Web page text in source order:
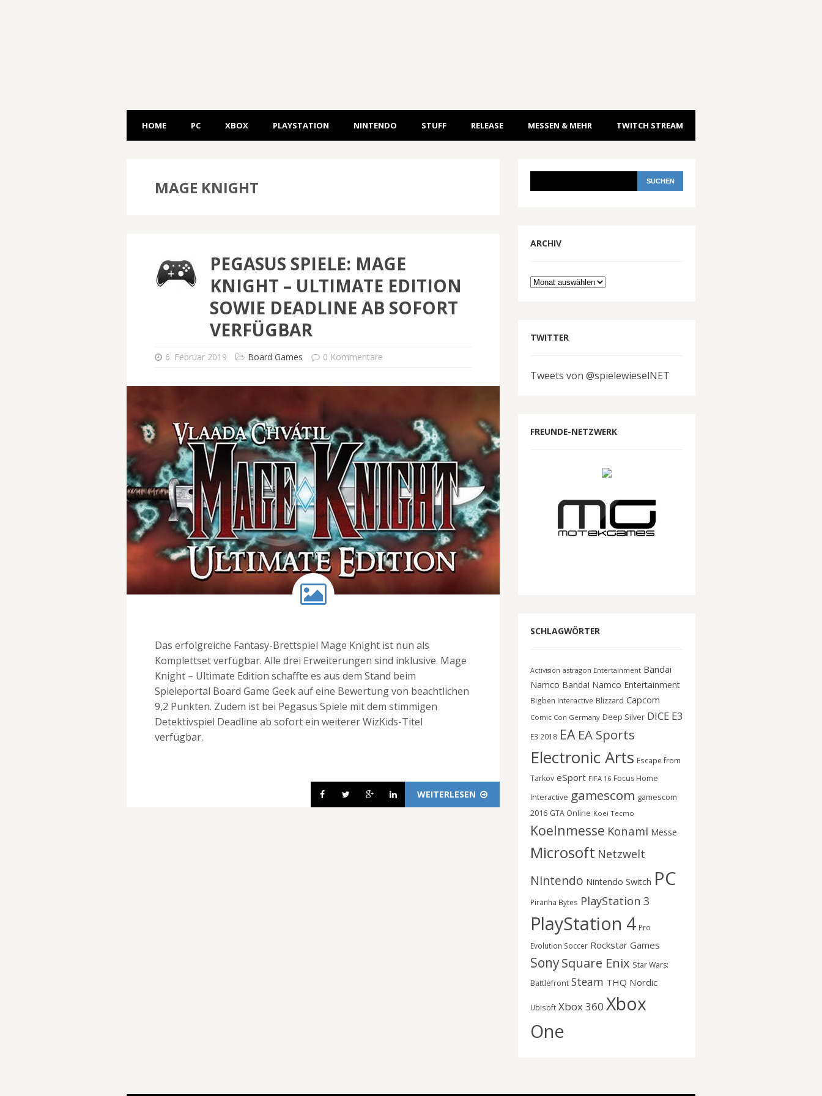
HOME PC XBOX PLAYSTATION NINTENDO STUFF RELEASE MESSEN & MEHR TWITCH STREAM
MAGE KNIGHT
PEGASUS SPIELE: MAGE
KNIGHT – ULTIMATE EDITION
SOWIE DEADLINE AB SOFORT
VERFÜGBAR
6. Februar 2019 Board Games 0 Kommentare
Das erfolgreiche Fantasy-Brettspiel Mage Knight ist nun als
Komplettset verfügbar. Alle drei Erweiterungen sind inklusive. Mage
Knight – Ultimate Edition schaffte es aus dem Stand beim
Spieleportal Board Game Geek auf eine Bewertung von beachtlichen
9,2 Punkten. Zudem ist bei Pegasus Spiele mit dem stimmigen
Detektivspiel Deadline ab sofort ein weiterer WizKids-Titel
verfügbar.
WEITERLESEN
ARCHIV
Archiv
TWITTER
Tweets von @spielewieselNET
FREUNDE-NETZWERK
SCHLAGWÖRTER
Activision astragon Entertainment Bandai
Namco Bandai Namco Entertainment
Bigben Interactive Blizzard Capcom
Comic Con Germany Deep Silver DICE E3
E3 2018 EA EA Sports
Electronic Arts Escape from
Tarkov eSport FIFA 16 Focus Home
Interactive gamescom gamescom
2016 GTA Online Koei Tecmo
Koelnmesse Konami Messe
Microsoft Netzwelt
Nintendo Nintendo Switch PC
Piranha Bytes PlayStation 3
PlayStation 4 Pro
Evolution Soccer Rockstar Games
SonySquare Enix Star Wars:
Battlefront Steam THQ Nordic
Ubisoft Xbox 360 Xbox
One